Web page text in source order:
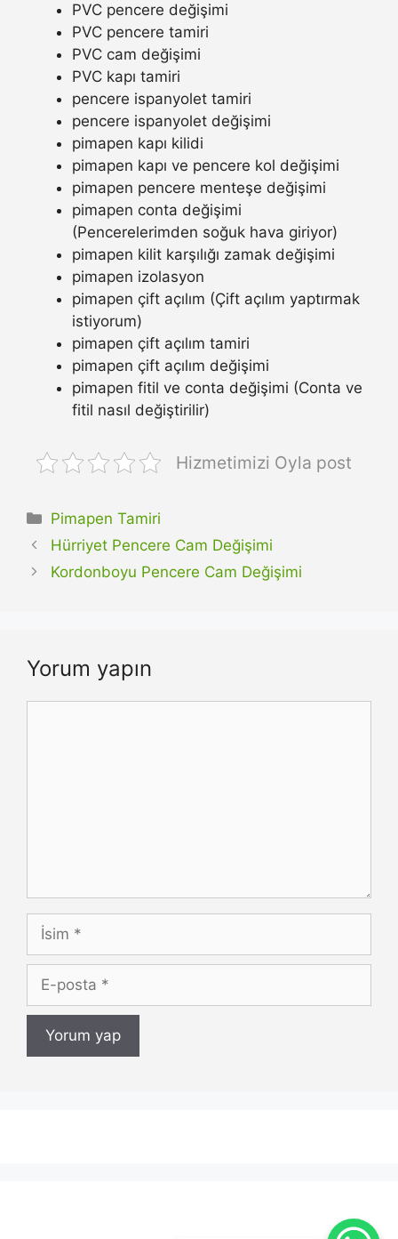
PVC pencere değişimi
PVC pencere tamiri
PVC cam değişimi
PVC kapı tamiri
pencere ispanyolet tamiri
pencere ispanyolet değişimi
pimapen kapı kilidi
pimapen kapı ve pencere kol değişimi
pimapen pencere menteşe değişimi
pimapen conta değişimi
(Pencerelerimden soğuk hava giriyor)
pimapen kilit karşılığı zamak değişimi
pimapen izolasyon
pimapen çift açılım (Çift açılım yaptırmak
istiyorum)
pimapen çift açılım tamiri
pimapen çift açılım değişimi
pimapen fitil ve conta değişimi (Conta ve
fitil nasıl değiştirilir)
Hizmetimizi Oyla post
Kategoriler
Pimapen Tamiri
Hürriyet Pencere Cam Değişimi
Kordonboyu Pencere Cam Değişimi
Yorum yapın
İsim
posta